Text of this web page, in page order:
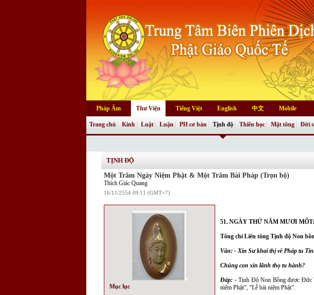
Pháp Âm Thư Viện Tiếng Việt English 中文 Mobile
Trang chủ Kinh Luật Luận PH cơ bản Tịnh độ Thiền học Mật tông Đời
TỊNH ĐỘ
Một Trăm Ngày Niệm Phật & Một Trăm Bài Pháp (Trọn bộ)
Thích Giác Quang
16/11/2554 09:11 (GMT+7)
Mục lục
51. NGÀY THỨ NĂM MƯƠI MỐT:
Tông chỉ Liên tông Tịnh độ Non
Vấn: - Xin Sư khai thị về Pháp tu
Chúng con xin lãnh thọ tu hành?
Đáp: -Tịnh Độ Non Bồng được Đức
niệm Phật”, “Lễ bái niệm Phật”.